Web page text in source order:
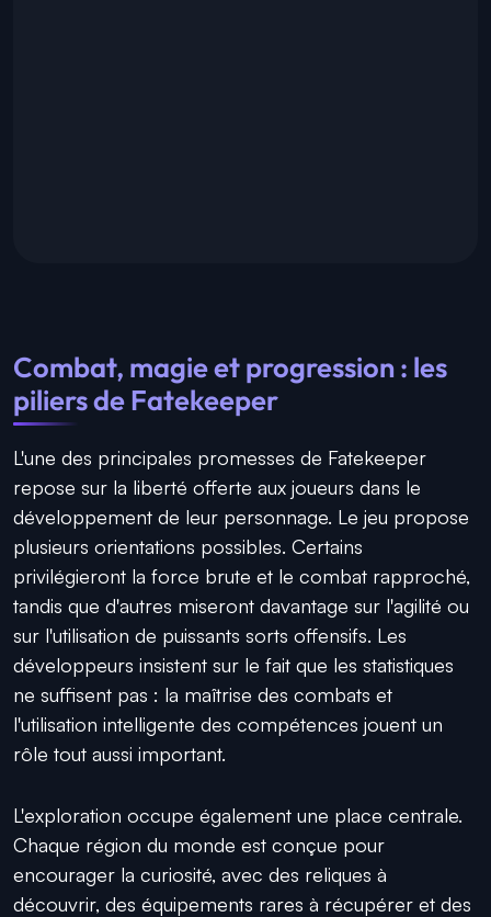
Combat, magie et progression : les
piliers de Fatekeeper
L'une des principales promesses de Fatekeeper
repose sur la liberté offerte aux joueurs dans le
développement de leur personnage. Le jeu propose
plusieurs orientations possibles. Certains
privilégieront la force brute et le combat rapproché,
tandis que d'autres miseront davantage sur l'agilité ou
sur l'utilisation de puissants sorts offensifs. Les
développeurs insistent sur le fait que les statistiques
ne suffisent pas : la maîtrise des combats et
l'utilisation intelligente des compétences jouent un
rôle tout aussi important.
L'exploration occupe également une place centrale.
Chaque région du monde est conçue pour
encourager la curiosité, avec des reliques à
découvrir, des équipements rares à récupérer et des